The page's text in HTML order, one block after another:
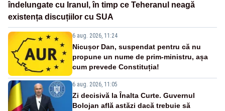
îndelungate cu Iranul, în timp ce Teheranul neagă
existența discuțiilor cu SUA
6 aug. 2026, 11:24
Nicușor Dan, suspendat pentru că nu
propune un nume de prim-ministru, așa
cum prevede Constituția!
6 aug. 2026, 11:05
Zi decisivă la Înalta Curte. Guvernul
Bolojan află astăzi dacă trebuie să